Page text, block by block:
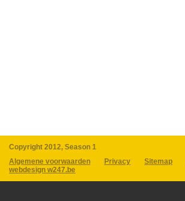
Copyright 2012, Season 1
Algemene voorwaarden
Privacy Sitemap
webdesign w247.be